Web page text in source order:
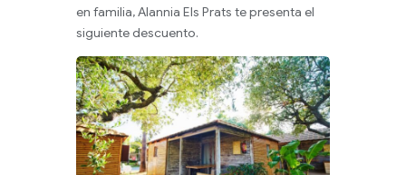
en familia, Alannia Els Prats te presenta el
siguiente descuento.